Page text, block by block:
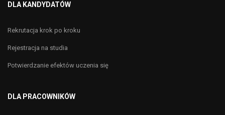
DLA KANDYDATÓW
Rekrutacja krok po kroku
Rejestracja na studia
Potwierdzanie efektów uczenia się
DLA PRACOWNIKÓW